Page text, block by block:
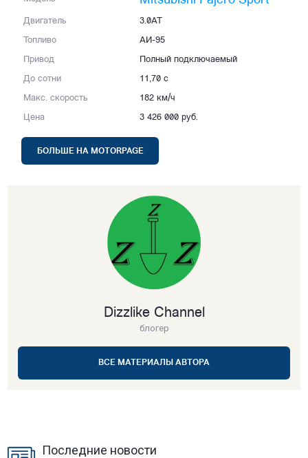
Двигатель 3.0AT
Топливо АИ-95
Привод Полный подключаемый
До сотни 11,70 с
Макс. скорость 182 км/ч
Цена 3 426 000 руб.
БОЛЬШЕ НА MOTORPAGE
Dizzlike Channel
блогер
ВСЕ МАТЕРИАЛЫ АВТОРА
Последние новости